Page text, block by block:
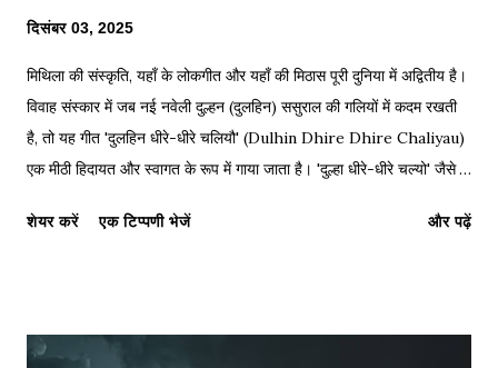
दिसंबर 03, 2025
मिथिला की संस्कृति, यहाँ के लोकगीत और यहाँ की मिठास पूरी दुनिया में अद्वितीय है।
विवाह संस्कार में जब नई नवेली दुल्हन (दुलहिन) ससुराल की गलियों में कदम रखती
है, तो यह गीत 'दुलहिन धीरे-धीरे चलियौ' (Dulhin Dhire Dhire Chaliyau)
एक मीठी हिदायत और स्वागत के रूप में गाया जाता है। 'दुल्हा धीरे-धीरे चल्यो' जैसे
मैथिली साहित्य को ऊंचाइयों पर पहुँचाया, उसी प्रकार हमारे पारंपरिक विवाह गीतों ने
धीरे चलियौ ससुर गलिया। ससुर गलिया हो, भैंसूर गलिया, दुलहिन सासु सँ बोलियौ
शेयर करें एक टिप्पणी भेजें और पढ़ें